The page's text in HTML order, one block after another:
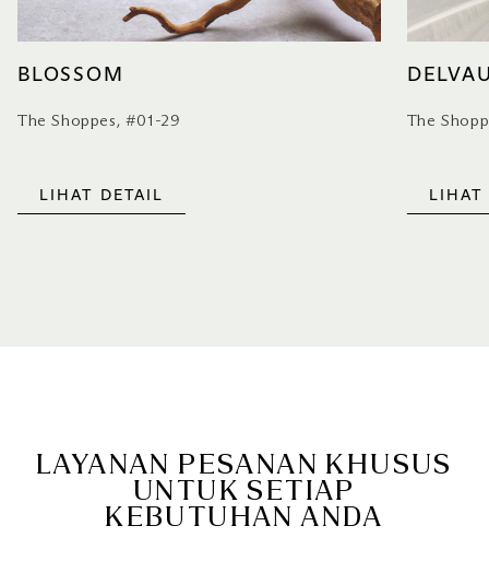
BLOSSOM
The Shoppes, #01-29
LIHAT DETAIL
The
LIHAT
LAYANAN PESANAN KHUSUS
UNTUK SETIAP
KEBUTUHAN ANDA